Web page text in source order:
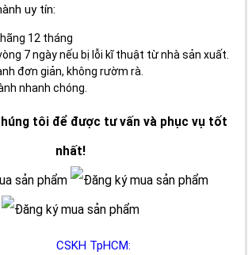
uy tín:
12 tháng
7 ngày nếu bị lỗi kĩ thuật từ nhà sản xuất.
đơn giản, không rườm rà.
nhanh chóng.
tôi để được tư vấn và phục vụ tốt
nhất!
CSKH TpHCM: